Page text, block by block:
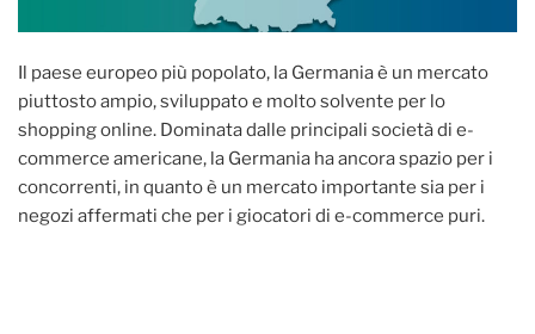
Il paese europeo più popolato, la Germania è un mercato
piuttosto ampio, sviluppato e molto solvente per lo
shopping online. Dominata dalle principali società di e-
commerce americane, la Germania ha ancora spazio per i
concorrenti, in quanto è un mercato importante sia per i
negozi affermati che per i giocatori di e-commerce puri.